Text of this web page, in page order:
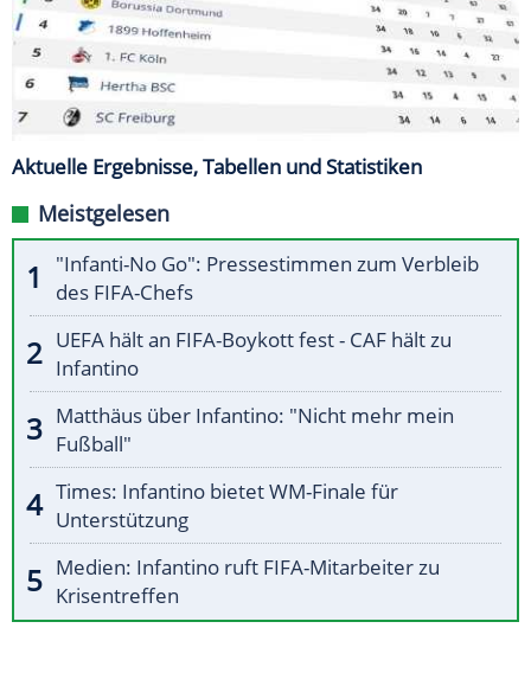
Aktuelle Ergebnisse, Tabellen und Statistiken
Meistgelesen
"Infanti-No Go": Pressestimmen zum Verbleib
des FIFA-Chefs
UEFA hält an FIFA-Boykott fest - CAF hält zu
Infantino
Matthäus über Infantino: "Nicht mehr mein
Fußball"
Times: Infantino bietet WM-Finale für
Unterstützung
Medien: Infantino ruft FIFA-Mitarbeiter zu
Krisentreffen